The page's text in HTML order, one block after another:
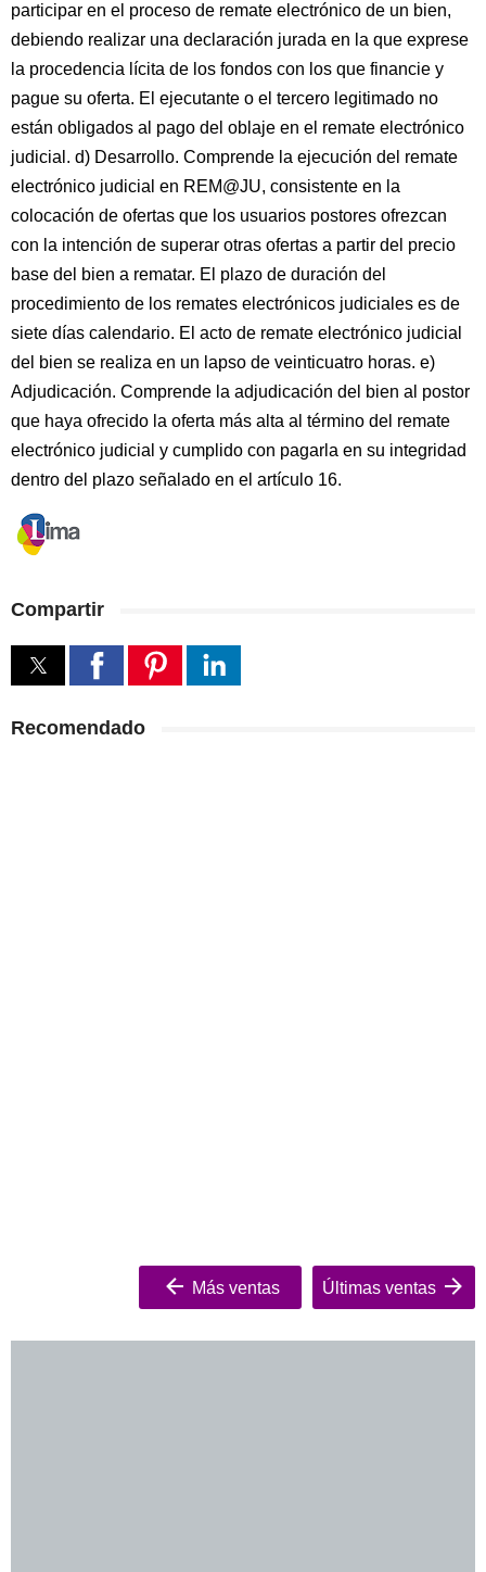
participar en el proceso de remate electrónico de un bien,
debiendo realizar una declaración jurada en la que exprese
la procedencia lícita de los fondos con los que financie y
pague su oferta. El ejecutante o el tercero legitimado no
están obligados al pago del oblaje en el remate electrónico
judicial. d) Desarrollo. Comprende la ejecución del remate
electrónico judicial en REM@JU, consistente en la
colocación de ofertas que los usuarios postores ofrezcan
con la intención de superar otras ofertas a partir del precio
base del bien a rematar. El plazo de duración del
procedimiento de los remates electrónicos judiciales es de
siete días calendario. El acto de remate electrónico judicial
del bien se realiza en un lapso de veinticuatro horas. e)
Adjudicación. Comprende la adjudicación del bien al postor
que haya ofrecido la oferta más alta al término del remate
electrónico judicial y cumplido con pagarla en su integridad
dentro del plazo señalado en el artículo 16.
Compartir
Recomendado
Más ventas Últimas ventas